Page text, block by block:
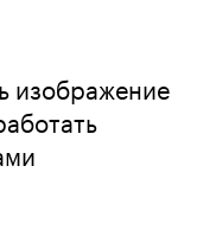
изображение